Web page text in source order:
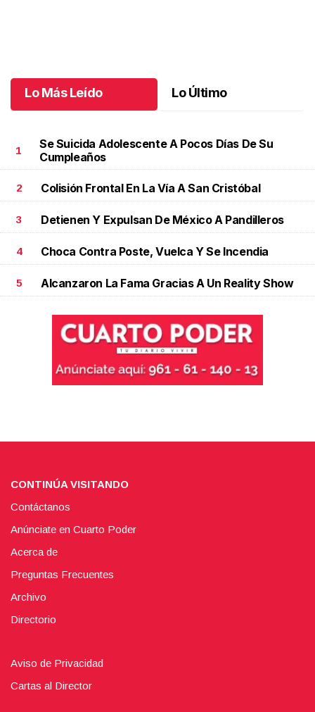
Lo Más Leído Lo Último
1
Se Suicida Adolescente A Pocos Días De Su
Cumpleaños
2 Colisión Frontal En La Vía A San Cristóbal
3 Detienen Y Expulsan De México A Pandilleros
4 Choca Contra Poste, Vuelca Y Se Incendia
5 Alcanzaron La Fama Gracias A Un Reality Show
CONTINÚA VISITANDO
Contáctanos
Anúnciate en Cuarto Poder
Acerca de
Preguntas Frecuentes
Archivo
Directorio
Aviso de Privacidad
Cartas al Director